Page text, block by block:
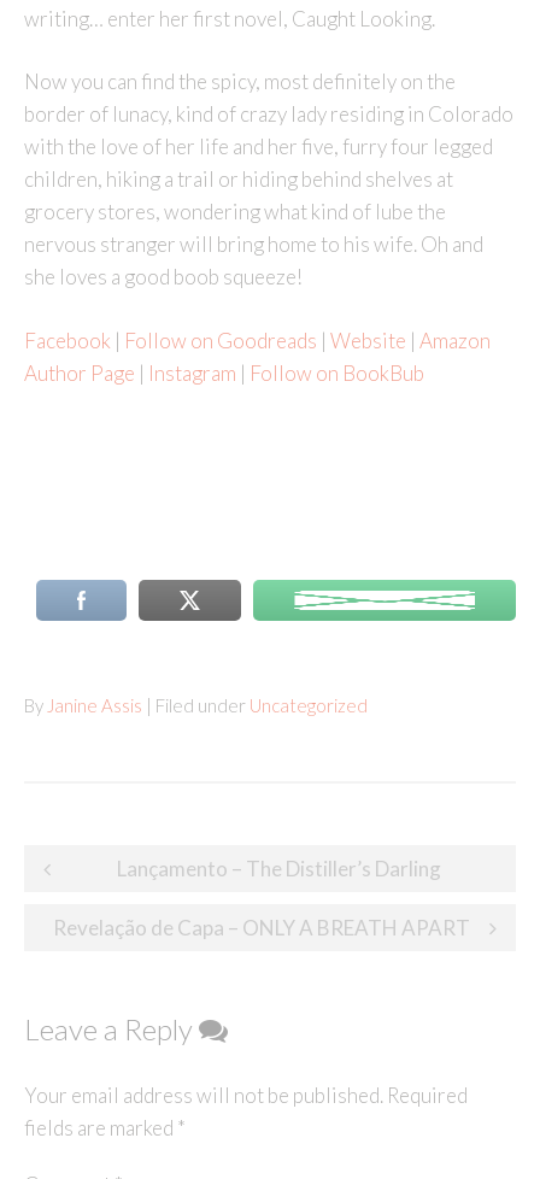
writing… enter her first novel, Caught Looking.
Now you can find the spicy, most definitely on the
border of lunacy, kind of crazy lady residing in Colorado
with the love of her life and her five, furry four legged
children, hiking a trail or hiding behind shelves at
grocery stores, wondering what kind of lube the
nervous stranger will bring home to his wife. Oh and
she loves a good boob squeeze!
Facebook | Follow on Goodreads | Website | Amazon
Author Page | Instagram | Follow on BookBub
By Janine Assis | Filed under Uncategorized
Post
navigation
Lançamento – The Distiller’s Darling
Revelação de Capa – ONLY A BREATH APART
Leave a Reply
Your email address will not be published. Required
fields are marked *